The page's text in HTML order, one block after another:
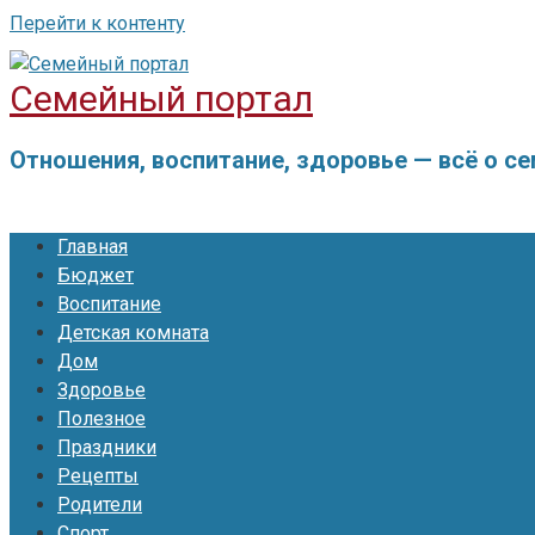
Перейти к контенту
Семейный портал
Отношения, воспитание, здоровье — всё о
Главная
Бюджет
Воспитание
Детская комната
Дом
Здоровье
Полезное
Праздники
Рецепты
Родители